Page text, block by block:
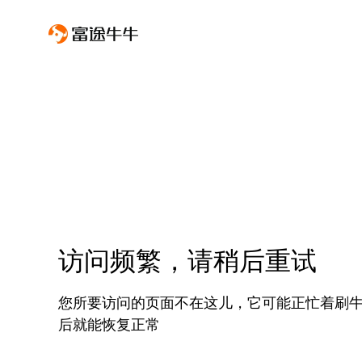
访问频繁，请稍后重试
您所要访问的页面不在这儿，它可能正忙着刷
后就能恢复正常